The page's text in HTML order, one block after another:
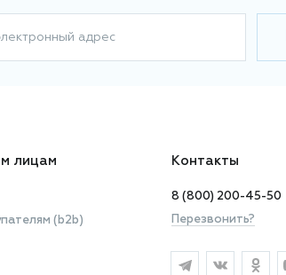
адрес
лицам
(b2b)
Контакты
8 (800) 200-45-50
Перезвонить?